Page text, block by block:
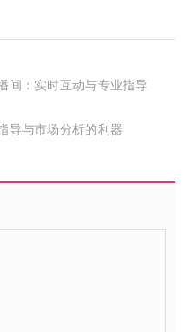
间：实时互动与专业指导
导与市场分析的利器